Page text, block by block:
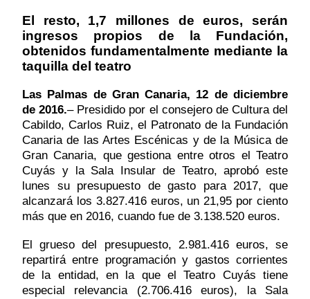
El resto, 1,7 millones de euros, serán
ingresos propios de la Fundación,
obtenidos fundamentalmente mediante la
taquilla del teatro
Las Palmas de Gran Canaria, 12 de diciembre
de 2016.– Presidido por el consejero de Cultura del
Cabildo, Carlos Ruiz, el Patronato de la Fundación
Canaria de las Artes Escénicas y de la Música de
Gran Canaria, que gestiona entre otros el Teatro
Cuyás y la Sala Insular de Teatro, aprobó este
lunes su presupuesto de gasto para 2017, que
alcanzará los 3.827.416 euros, un 21,95 por ciento
más que en 2016, cuando fue de 3.138.520 euros.
El grueso del presupuesto, 2.981.416 euros, se
repartirá entre programación y gastos corrientes
de la entidad, en la que el Teatro Cuyás tiene
especial relevancia (2.706.416 euros), la Sala